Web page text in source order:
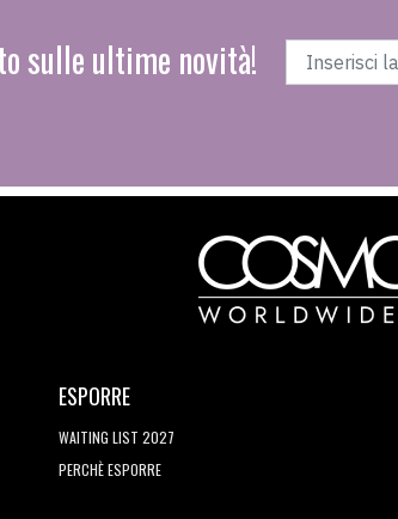
sulle ultime novità!
ESPORRE
WAITING LIST 2027
PERCHÈ ESPORRE